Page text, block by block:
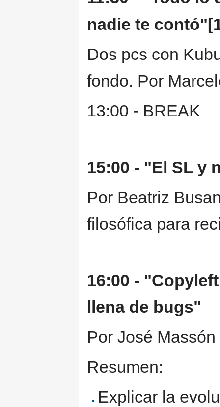
nadie te
Dos pcs con
fondo. Por
13:00 - BREAK
15:00 - "El SL y
Por Beatriz
filosófica para
16:00 -
llena de bugs"
Por José
Resumen:
Explicar la